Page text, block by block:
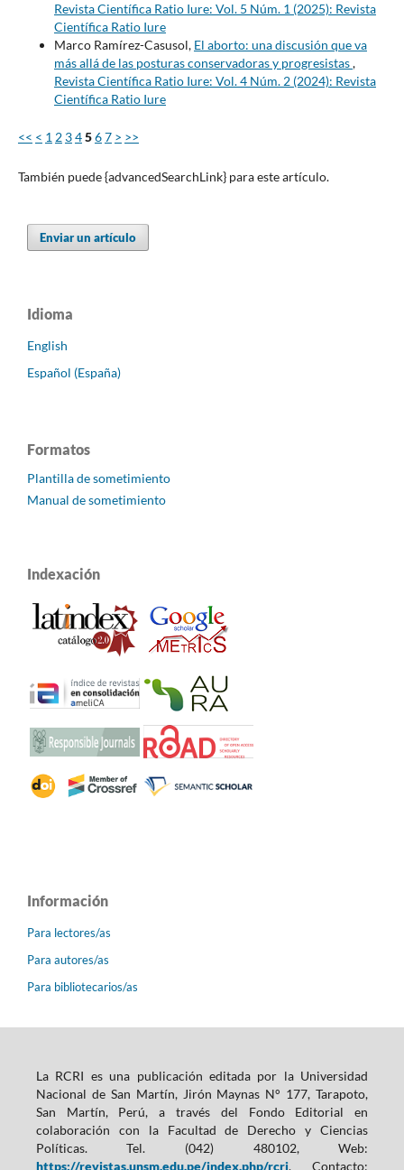
Revista Científica Ratio Iure: Vol. 5 Núm. 1 (2025): Revista
Científica Ratio Iure
Marco Ramírez-Casusol, El aborto: una discusión que va
más allá de las posturas conservadoras y progresistas,
Revista Científica Ratio Iure: Vol. 4 Núm. 2 (2024): Revista
Científica Ratio Iure
<< < 1 2 34567 > >>
También puede {advancedSearchLink} para este artículo.
Enviar un artículo
Idioma
English
Español (España)
Formatos
Plantilla de sometimiento
Manual de sometimiento
Indexación
Información
Para lectores/as
Para autores/as
Para bibliotecarios/as
La RCRI es una publicación editada por la Universidad
Nacional de San Martín, Jirón Maynas N° 177, Tarapoto,
San Martín, Perú, a través del Fondo Editorial en
colaboración con la Facultad de Derecho y Ciencias
Políticas. Tel. (042) 480102, Web:
https://revistas.unsm.edu.pe/index.php/rcri, Contacto: